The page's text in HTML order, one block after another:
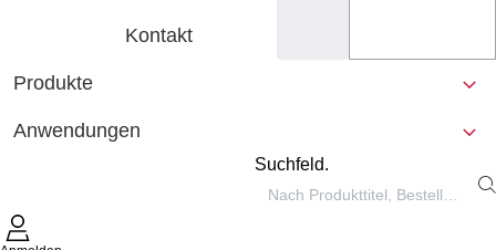
Kontakt
Produkte
Anwendungen
Suchfeld.